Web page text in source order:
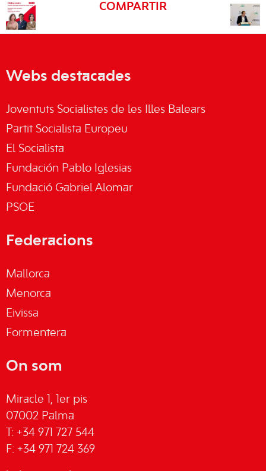
COMPARTIR
Webs destacades
Joventuts Socialistes de les Illes Balears
Partit Socialista Europeu
El Socialista
Fundación Pablo Iglesias
Fundació Gabriel Alomar
PSOE
Federacions
Mallorca
Menorca
Eivissa
Formentera
On som
Miracle 1, 1er pis
07002 Palma
T: +34 971 727 544
F: +34 971 724 369